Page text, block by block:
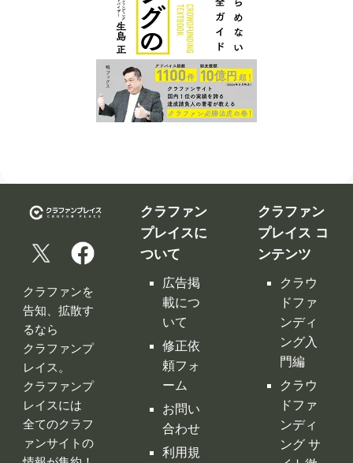
クラファンを
告知、拡散す
るなら
クラファンプ
レイス。
クラファンプ
レイスには
全てのクラフ
ァンサイトの
クラファン
プレイスに
ついて
広告掲
載につ
いて
修正依
頼フォ
ーム
お問い
合わせ
利用規
クラファン
プレイス コ
ンテンツ
クラウ
ドファ
ンディ
ング入
門編
クラウ
ドファ
ンディ
ング サ